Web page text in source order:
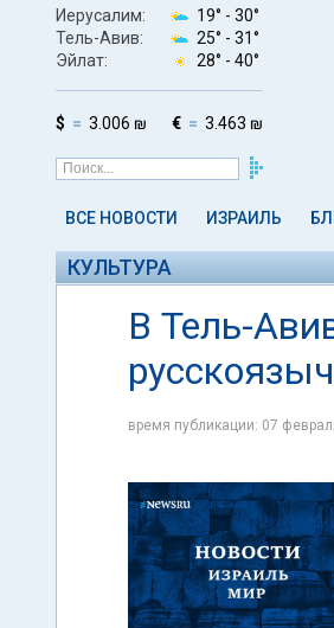
Иерусалим: 19° - 30°
Тель-Авив:
25° - 31°
Эйлат:
28° - 40°
$ 3.006 ₪ € 3.463 ₪
ВСЕ НОВОСТИ ИЗРАИЛЬ
КУЛЬТУРА
В Тель-
время публикации: 07